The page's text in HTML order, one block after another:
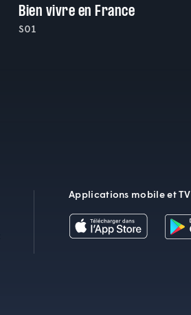
Bien vivre en France
S01
Applications mobile et TV